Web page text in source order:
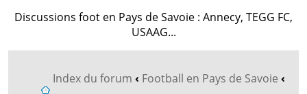
Discussions foot en Pays de Savoie : Annecy, TEGG FC,
USAAG...
Index du forum ‹ Football en Pays de Savoie ‹